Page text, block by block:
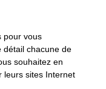
pour vous
détail chacune de
souhaitez en
leurs sites Internet